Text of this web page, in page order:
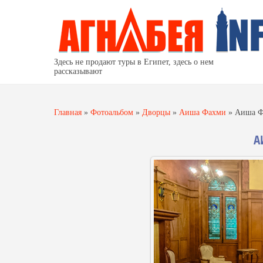
Здесь не продают туры в Египет, здесь о нем
рассказывают
Главная » Фотоальбом » Дворцы » Аиша Фахми » Аиша